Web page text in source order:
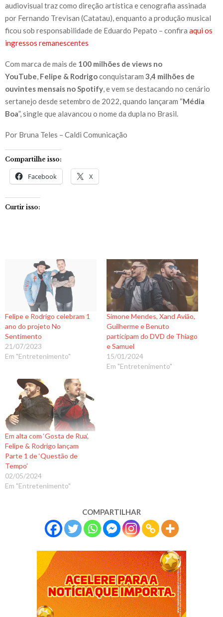
audiovisual traz como direção artística e cenografia assinada
por Fernando Trevisan (Catatau), enquanto a produção musical
ficou sob responsabilidade de Eduardo Pepato – confira aqui os
ingressos remanescentes
Com marca de mais de 100 milhões de views no
YouTube, Felipe & Rodrigoconquistaram 3,4 milhões de
ouvintes mensais no Spotify,e vem se destacando no cenário
sertanejo desde setembro de 2022, quando lançaram “Média
Boa”, single que alavancou o nome da dupla no Brasil.
Por Bruna Teles – Caldi Comunicação
Compartilhe isso:
Facebook X
Curtir isso:
Felipe e Rodrigo celebram 1
ano do projeto No
Sentimento
21/07/2023
Em "Entretenimento"
Simone Mendes, Xand Avião,
Guilherme e Benuto
participam do DVD de Thiago
e Samuel
15/01/2024
Em "Entretenimento"
Em alta com ‘Gosta de Rua’,
Felipe & Rodrigo lançam
Parte 1 de ‘Questão de
Tempo’
02/05/2024
Em "Entretenimento"
COMPARTILHAR